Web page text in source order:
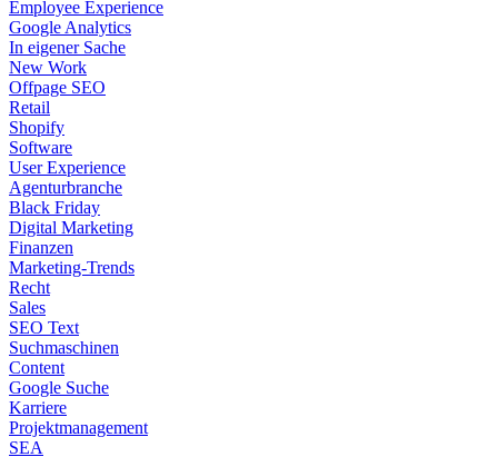
Employee Experience
Google Analytics
In eigener Sache
New Work
Offpage SEO
Retail
Shopify
Software
User Experience
Agenturbranche
Black Friday
Digital Marketing
Finanzen
Marketing-Trends
Recht
Sales
SEO Text
Suchmaschinen
Content
Google Suche
Karriere
Projektmanagement
SEA